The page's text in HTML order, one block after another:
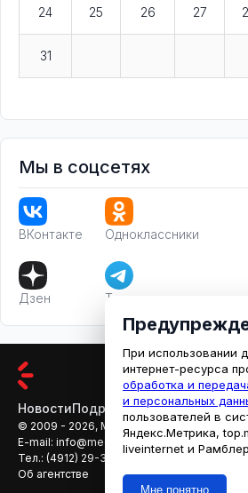
24 25 26 27
31
Мы в соцсетях
ВКонтакте Одноклассники
Дзен Телеграм
НовостиПодробностиАфишаКино
© 2009 - 2026, МЕДИАРЯЗАНЬ
E-mail: info@mediaryazan.ru,
Тел.: (4912) 29-33-66
Об агентстве
При использовании
интернет-ресурса
обработка и
и персональных
пользователей в
Яндекс.Метрика,
liveinternet и Рамблер
Мне понятно